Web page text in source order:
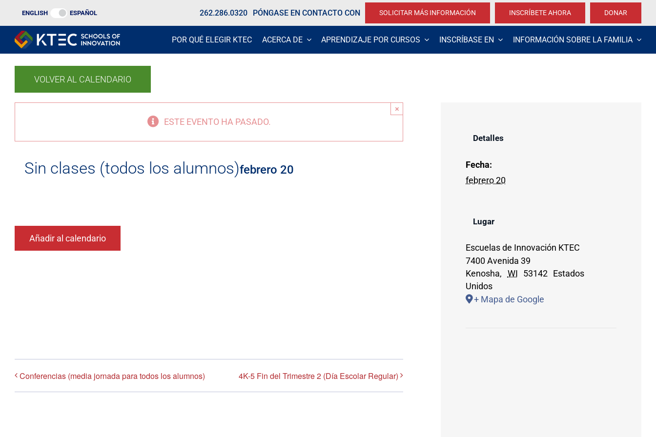
contenido
ENGLISH ESPAÑOL 262.286.0320 PÓNGASE EN CONTACTO CON SOLICITAR MÁS INFORMACIÓN INSCRÍBETE AHORA DONAR
POR QUÉ ELEGIR KTEC ACERCA DE APRENDIZAJE POR CURSOS INSCRÍBASE EN INFORMACIÓN SOBRE LA FAMILIA
VOLVER AL CALENDARIO
ESTE EVENTO HA PASADO.
×
Sin clases (todos los alumnos)febrero 20
Añadir al calendario
Conferencias (media jornada para todos los alumnos) 4K-5 Fin del Trimestre 2 (Día Escolar Regular)
Detalles
Fecha:
febrero 20
Lugar
Escuelas de Innovación KTEC
7400 Avenida 39
Kenosha, WI 53142 Estados
Unidos
+ Mapa de Google